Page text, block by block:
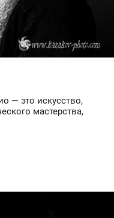
— это искусство,
мастерства,